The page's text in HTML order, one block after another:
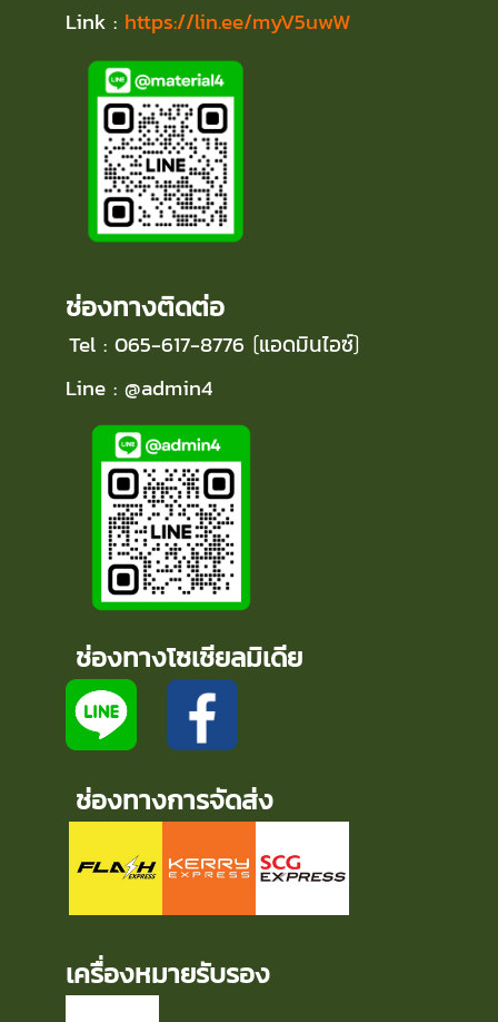
Link : https://lin.ee/myV5uwW
ช่องทางติดต่อ
Tel : 065-617-8776 (แอดมินไอซ์)
Line : @admin4
ช่องทางโซเชียลมิเดีย
ช่องทางการจัดส่ง
เครื่องหมายรับรอง